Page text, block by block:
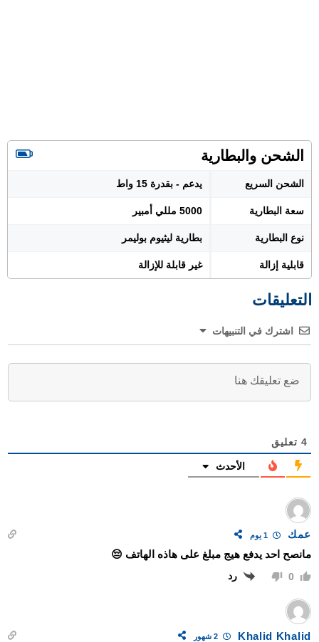
الشحن والبطارية
الشحن السريع يدعم - بقدرة 15 واط
سعة البطارية 5000 مللي أمبير
نوع البطارية بطارية ليثيوم بوليمر
قابلية إزالة غير قابلة للإزالة
التعليقات
اشترك في التنبيهات
4 تعليق
الأحدث
عمك 1 يوم
مانصح احد يدفع هيج مبلغ على هاذه الهاتف 😔
0 رد
Khalid Khalid 2 شهور